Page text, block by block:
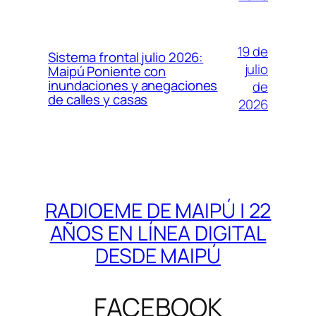
Sistema frontal julio 2026:
Maipú Poniente con
inundaciones y anegaciones
de calles y casas
19 de
julio
de
2026
RADIOEME DE MAIPÚ | 22
AÑOS EN LÍNEA DIGITAL
DESDE MAIPÚ
FACEBOOK